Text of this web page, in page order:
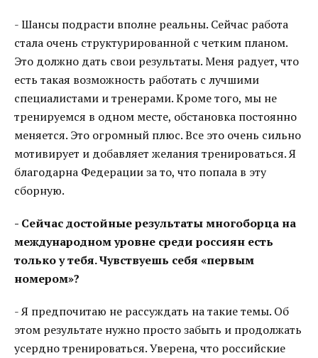
- Шансы подрасти вполне реальны. Сейчас работа
стала очень структурированной с четким планом.
Это должно дать свои результаты. Меня радует, что
есть такая возможность работать с лучшими
специалистами и тренерами. Кроме того, мы не
тренируемся в одном месте, обстановка постоянно
меняется. Это огромный плюс. Все это очень сильно
мотивирует и добавляет желания тренироваться. Я
благодарна Федерации за то, что попала в эту
сборную.
- Сейчас достойные результаты многоборца на
международном уровне среди россиян есть
только у тебя. Чувствуешь себя «первым
номером»?
- Я предпочитаю не рассуждать на такие темы. Об
этом результате нужно просто забыть и продолжать
усердно тренироваться. Уверена, что российские